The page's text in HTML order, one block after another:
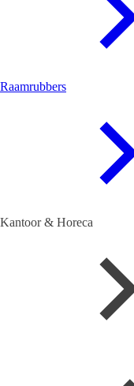
Raamrubbers
Kantoor & Horeca